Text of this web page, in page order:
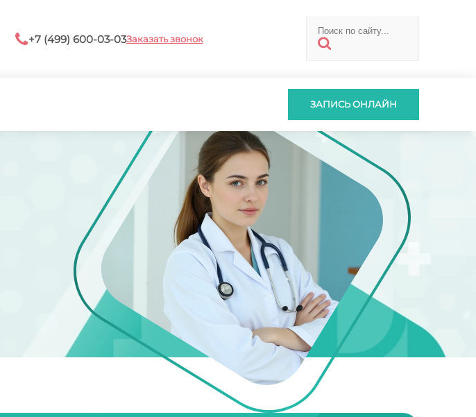
+7 (499) 600-03-03Заказать звонок
ЗАПИСЬ ОНЛАЙН